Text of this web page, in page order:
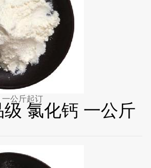
一公斤起订
氯化钙 一公斤